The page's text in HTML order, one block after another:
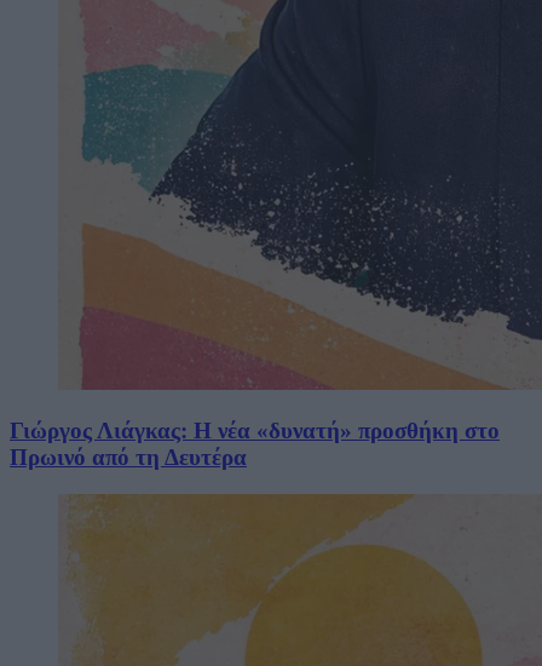
Γιώργος Λιάγκας: Η νέα «δυνατή» προσθήκη στο
Πρωινό από τη Δευτέρα